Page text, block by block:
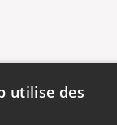
utilise des